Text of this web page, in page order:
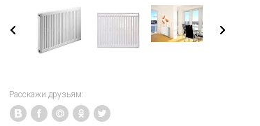
Расскажи друзьям: